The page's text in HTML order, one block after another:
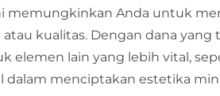
memungkinkan Anda untuk
kualitas. Dengan dana yang
elemen lain yang lebih vital,
dalam menciptakan estetika